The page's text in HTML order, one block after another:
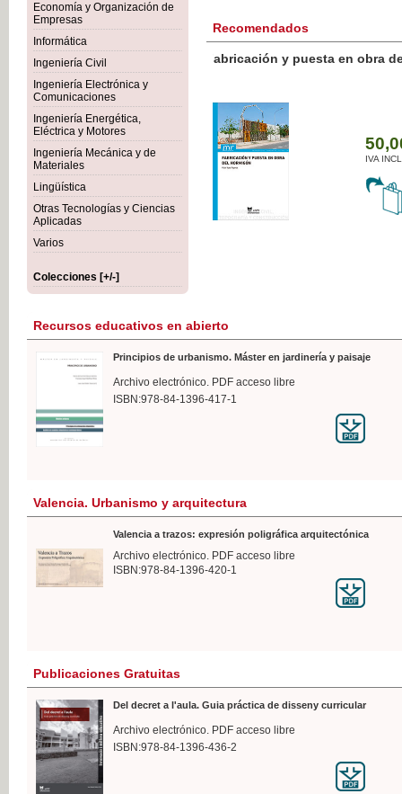
Economía y Organización de
Empresas
Informática
Ingeniería Civil
Ingeniería Electrónica y
Comunicaciones
Ingeniería Energética,
Eléctrica y Motores
Ingeniería Mecánica y de
Materiales
Lingüística
Otras Tecnologías y Ciencias
Aplicadas
Varios
Colecciones [+/-]
Recomendados
Botánica Agroalimentaria
IVA
Recursos educativos en abierto
Principios de urbanismo. Máster en jardinería y paisaje
Archivo electrónico. PDF acceso libre
ISBN:978-84-1396-417-1
Valencia. Urbanismo y arquitectura
Valencia a trazos: expresión poligráfica arquitectónica
Archivo electrónico. PDF acceso libre
ISBN:978-84-1396-420-1
Publicaciones Gratuitas
Del decret a l'aula. Guia práctica de disseny curricular
Archivo electrónico. PDF acceso libre
ISBN:978-84-1396-436-2